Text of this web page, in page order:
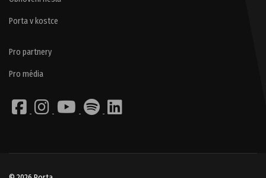
Porta v kostce
Pro partnery
Pro média